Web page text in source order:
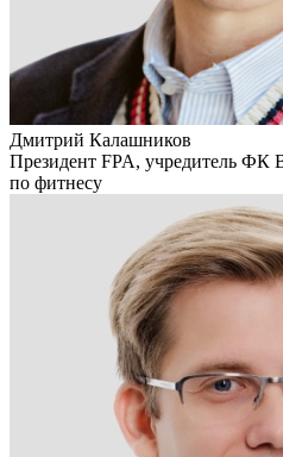
Дмитрий Калашников
Президент FPA, учредитель ФК
по фитнесу